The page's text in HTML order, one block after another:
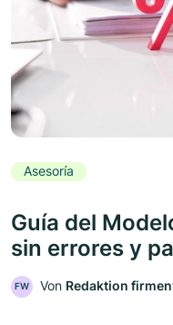
Asesoría
Guía del
sin errores y
FW Von Redaktion